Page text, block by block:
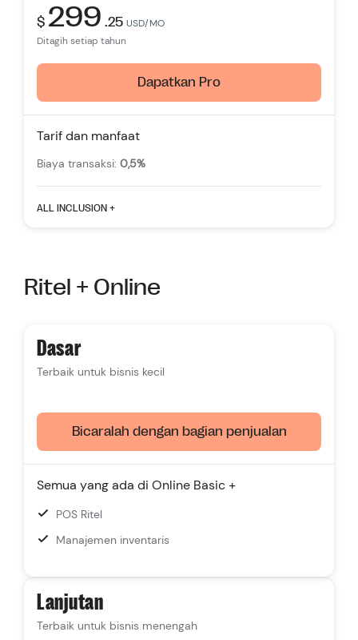
Dukungan24/7
$ 299 .25 USD/MO
Ditagih setiap tahun
Dapatkan Pro
Tarif dan manfaat
Biaya transaksi: 0,5%
Pelacakan lalu lintas multi-saluran
Grosir B2B
Perhitungan pajak otomatis Avalara
ALL INCLUSION +
Ritel + Online
Dasar
Terbaik untuk bisnis kecil
Bicaralah dengan bagian penjualan
Semua yang ada di Online Basic +
POS Ritel
Manajemen inventaris
Lanjutan
Terbaik untuk bisnis menengah